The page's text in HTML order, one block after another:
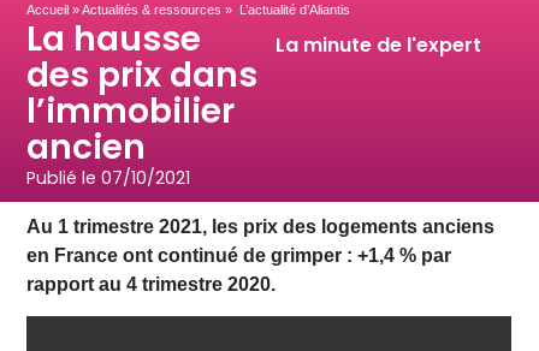
Accueil »Actualités & ressources » L’actualité d’Aliantis
La hausse
des prix dans
l’immobilier
ancien
Publié le07/10/2021
La minute de l'expert
Au 1 trimestre 2021, les prix des logements anciens
en France ont continué de grimper : +1,4 % par
rapport au 4 trimestre 2020.